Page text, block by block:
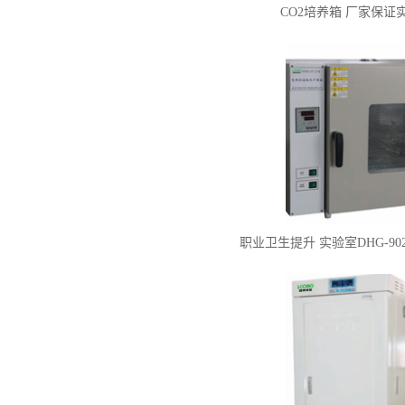
CO2培养箱 厂家保证
职业卫生提升 实验室DHG-